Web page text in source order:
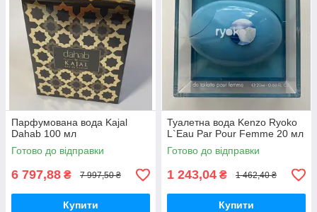
Парфумована вода Kajal
Dahab 100 мл
Готово до відправки
6 797,88 ₴ 7 997,50 ₴
Купити
Туалетна вода Kenzo Ryoko
L`Eau Par Pour Femme 20 мл
Готово до відправки
1 243,04 ₴ 1 462,40 ₴
Купити